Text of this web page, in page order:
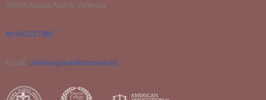
46026 Ausias March Valencia
tel:662221582
Email: clientes@aureliotamarit.es